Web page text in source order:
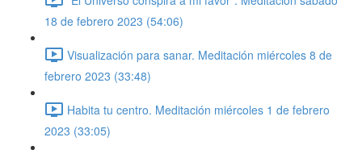
18 de febrero 2023 (54:06)
Visualización para sanar. Meditación miércoles 8 de
febrero 2023 (33:48)
Habita tu centro. Meditación miércoles 1 de febrero
2023 (33:05)